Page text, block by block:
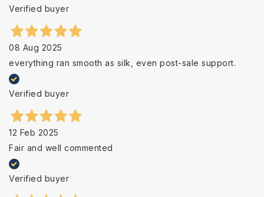
Verified buyer
08 Aug 2025
everything ran smooth as silk, even post-sale support.
Verified buyer
12 Feb 2025
Fair and well commented
Verified buyer